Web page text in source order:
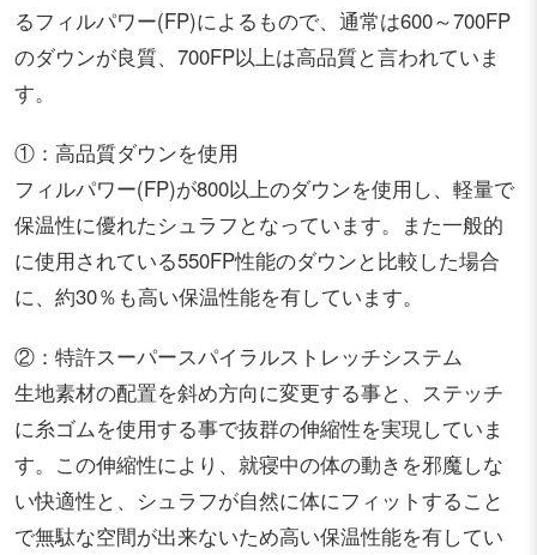
るフィルパワー(FP)によるもので、通常は600～700FP
のダウンが良質、700FP以上は高品質と言われていま
す。
①：高品質ダウンを使用
フィルパワー(FP)が800以上のダウンを使用し、軽量で
保温性に優れたシュラフとなっています。また一般的
に使用されている550FP性能のダウンと比較した場合
に、約30％も高い保温性能を有しています。
②：特許スーパースパイラルストレッチシステム
生地素材の配置を斜め方向に変更する事と、ステッチ
に糸ゴムを使用する事で抜群の伸縮性を実現していま
す。この伸縮性により、就寝中の体の動きを邪魔しな
い快適性と、シュラフが自然に体にフィットすること
で無駄な空間が出来ないため高い保温性能を有してい